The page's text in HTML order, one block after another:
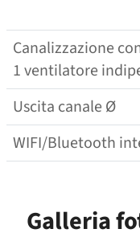
Canalizzazione
1 ventilatore
Uscita canale Ø
WIFI/​​​​Bluetooth
Galleria